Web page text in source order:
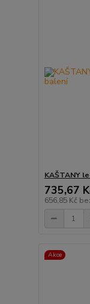
KAŠTANY
735,67
656,85 Kč
Akce